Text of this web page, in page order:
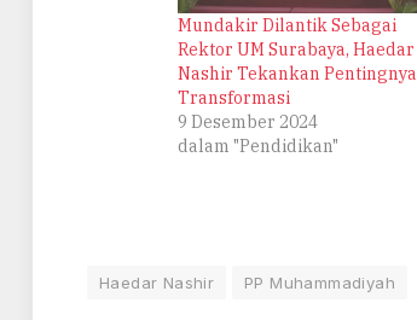
Mundakir Dilantik Sebagai
Rektor UM Surabaya, Haedar
Nashir Tekankan Pentingnya
Transformasi
9 Desember 2024
dalam "Pendidikan"
Haedar Nashir PP Muhammadiyah